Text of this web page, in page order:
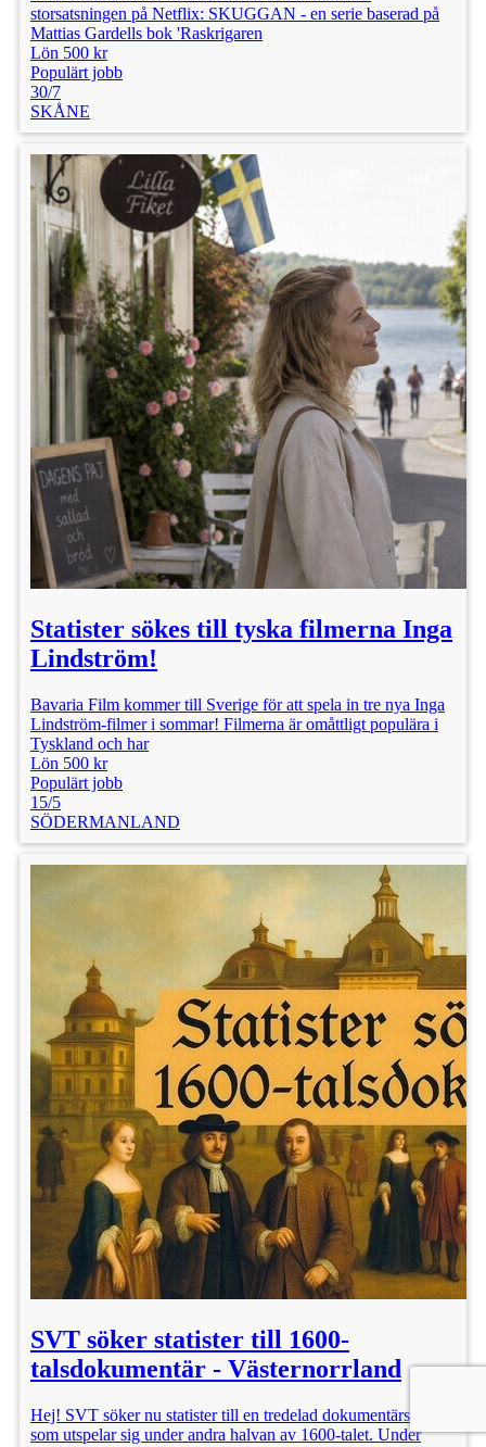
storsatsningen på Netflix: SKUGGAN - en serie baserad på
Mattias Gardells bok 'Raskrigaren
Lön 500 kr
Populärt jobb
30/7
SKÅNE
Statister sökes till tyska filmerna Inga
Lindström!
Bavaria Film kommer till Sverige för att spela in tre nya Inga
Lindström-filmer i sommar! Filmerna är omåttligt populära i
Tyskland och har
Lön 500 kr
Populärt jobb
15/5
SÖDERMANLAND
SVT söker statister till 1600-
talsdokumentär - Västernorrland
Hej! SVT söker nu statister till en tredelad dokumentärserie
som utspelar sig under andra halvan av 1600-talet. Under